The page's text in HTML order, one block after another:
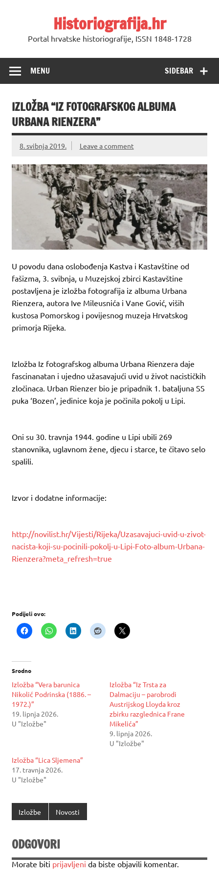
Historiografija.hr
Portal hrvatske historiografije, ISSN 1848-1728
SIDEBAR
MENU
IZLOŽBA “IZ FOTOGRAFSKOG ALBUMA
URBANA RIENZERA”
8. svibnja 2019. Leave a comment
U povodu dana oslobođenja Kastva i Kastavštine od
fašizma, 3. svibnja, u Muzejskoj zbirci Kastavštine
postavljena je izložba fotografija iz albuma Urbana
Rienzera, autora Ive Mileusnića i Vane Gović, viših
kustosa Pomorskog i povijesnog muzeja Hrvatskog
primorja Rijeka.
Izložba Iz fotografskog albuma Urbana Rienzera daje
fascinanatan i ujedno užasavajući uvid u život nacističkih
zločinaca. Urban Rienzer bio je pripadnik 1. bataljuna SS
puka ‘Bozen’, jedinice koja je počinila pokolj u Lipi.
Oni su 30. travnja 1944. godine u Lipi ubili 269
stanovnika, uglavnom žene, djecu i starce, te čitavo selo
spalili.
Izvor i dodatne informacije:
http://novilist.hr/Vijesti/Rijeka/Uzasavajuci-uvid-u-zivot-
nacista-koji-su-pocinili-pokolj-u-Lipi-Foto-album-Urbana-
Rienzera?meta_refresh=true
Podijeli ovo:
Srodno
Izložba “Vera barunica
Nikolić Podrinska (1886. –
1972.)”
19. lipnja 2026.
U "Izložbe"
Izložba “Iz Trsta za
Dalmaciju – parobrodi
Austrijskog Lloyda kroz
zbirku razglednica Frane
Mikelića”
9. lipnja 2026.
U "Izložbe"
Izložba “Lica Sljemena”
17. travnja 2026.
U "Izložbe"
Izložbe Novosti
ODGOVORI
Morate biti prijavljeni da biste objavili komentar.